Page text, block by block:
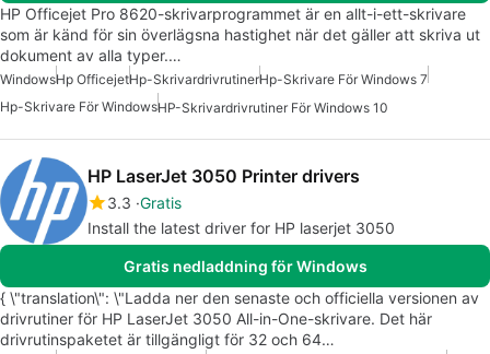
HP Officejet Pro 8620-skrivarprogrammet är en allt-i-ett-skrivare
som är känd för sin överlägsna hastighet när det gäller att skriva ut
dokument av alla typer.…
WindowsHp OfficejetHp-SkrivardrivrutinerHp-Skrivare För Windows 7
Hp-Skrivare För WindowsHP-Skrivardrivrutiner För Windows 10
HP LaserJet 3050 Printer drivers
3.3 Gratis
Install the latest driver for HP laserjet 3050
Gratis nedladdning för Windows
{ \"translation\": \"Ladda ner den senaste och officiella versionen av
drivrutiner för HP LaserJet 3050 All-in-One-skrivare. Det här
drivrutinspaketet är tillgängligt för 32 och 64…